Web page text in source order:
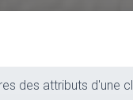
des attributs d'une